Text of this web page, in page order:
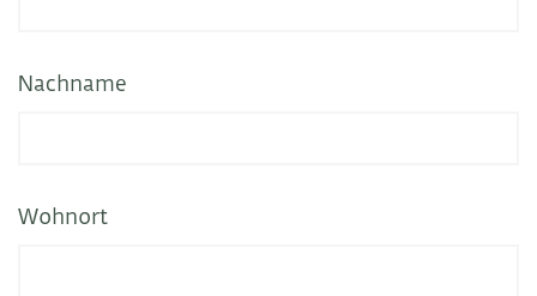
Nachname
Wohnort